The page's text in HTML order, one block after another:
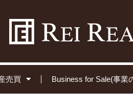
売買 Business for Sale(事業